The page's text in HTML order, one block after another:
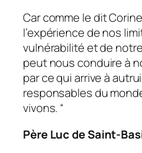
Car comme le dit
l’expérience de nos
vulnérabilité et de
peut nous conduire à
par ce qui arrive à
responsables du
vivons. “
Père Luc de Saint-